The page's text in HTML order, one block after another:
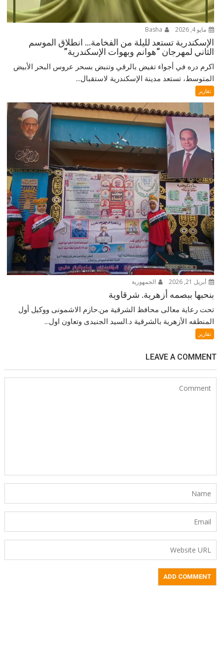
مايو 4, 2026
الإسكندرية تستعد لليلة من الفخامة… انطلاق الموسم
الثاني لمهرجان “هوانم وبهوات الإسكندرية”
اكرم دره في أجواء تفيض بالرقي وتنبض بسحر عروس البحر الأبيض
المتوسط، تستعد مدينة الإسكندرية لاستقبال...
تقارير
أبريل 21, 2026 الجمهورية
بنحبها ببصمه أزهرية. شرقاوية
تحت رعاية معالى محافظ الشرقية من.حازم الاشمونى ووكيل أول
المنطقه الأزهرية بالشرقية د.السيد الجنيدى وتعاون اول...
تقارير
LEAVE A COMMENT